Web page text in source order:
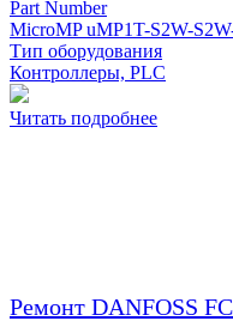
Part Number
MicroMP uMP1T-S2W-
Тип оборудования
Контроллеры, PLC
Читать подробнее
Ремонт DANFOSS